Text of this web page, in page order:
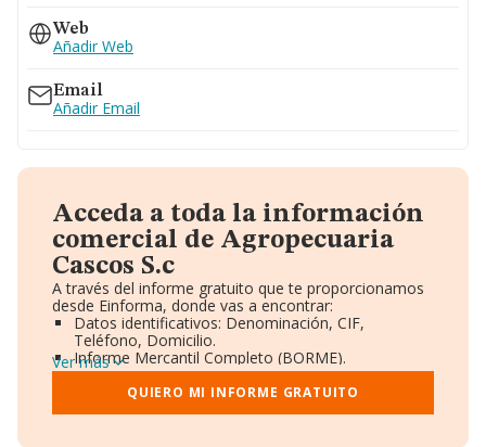
Web
Añadir Web
Email
Añadir Email
Acceda a toda la información
comercial de Agropecuaria
Cascos S.c
A través del informe gratuito que te proporcionamos
desde Einforma, donde vas a encontrar:
Datos identificativos: Denominación, CIF,
Teléfono, Domicilio.
Informe Mercantil Completo (BORME).
Gráficos de Evolución Ventas y Empleados.
Consejo de Administración y Administradores.
Directivos y Ejecutivos.
Ver más
QUIERO MI INFORME GRATUITO